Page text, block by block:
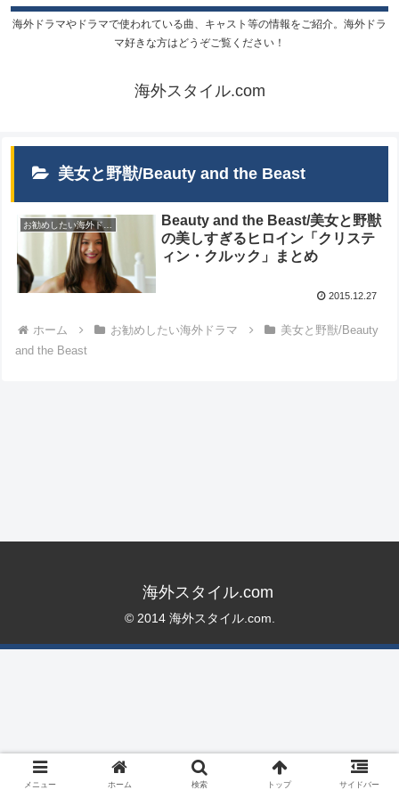
海外ドラマやドラマで使われている曲、キャスト等の情報をご紹介。海外ドラ
マ好きな方はどうぞご覧ください！
海外スタイル.com
美女と野獣/Beauty and the Beast
Beauty and the Beast/美女と野獣
の美しすぎるヒロイン「クリステ
ィン・クルック」まとめ
2015.12.27
ホーム お勧めしたい海外ドラマ
美女と野獣/Beauty
and the Beast
海外スタイル.com
© 2014 海外スタイル.com.
メニュー ホーム 検索 トップ サイドバー